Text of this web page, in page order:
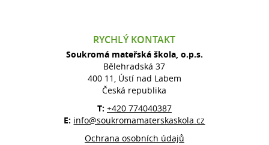
RYCHLÝ KONTAKT
Soukromá mateřská škola, o.p.s.
Bělehradská 37
400 11, Ústí nad Labem
Česká republika
T: +420 774040387
E: info@soukromamaterskaskola.cz
Ochrana osobních údajů